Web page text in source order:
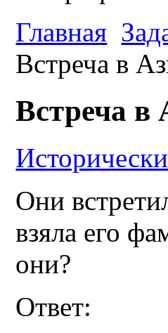
Главная
Встреча в
Встреча в
Они
взяла его
они?
Ответ: